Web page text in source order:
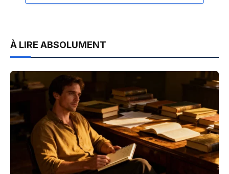
À LIRE ABSOLUMENT